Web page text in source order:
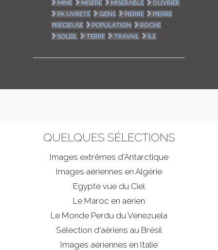
MINE
MISÈRE MISÉRABLE
OUVRIER
PA UVRETÉ
GENS PIERRE
PIERRE
PRÉCIEUSE
POPULATION
ROCHE
SOLEIL
TERRE TRAVAIL ÎLE
QUELQUES SÉLECTIONS
Images extrêmes d'Antarctique
Images aériennes en Algérie
Egypte vue du Ciel
Le Maroc en aérien
Le Monde Perdu du Venezuela
Sélection d'aériens au Brésil
Images aériennes en Italie